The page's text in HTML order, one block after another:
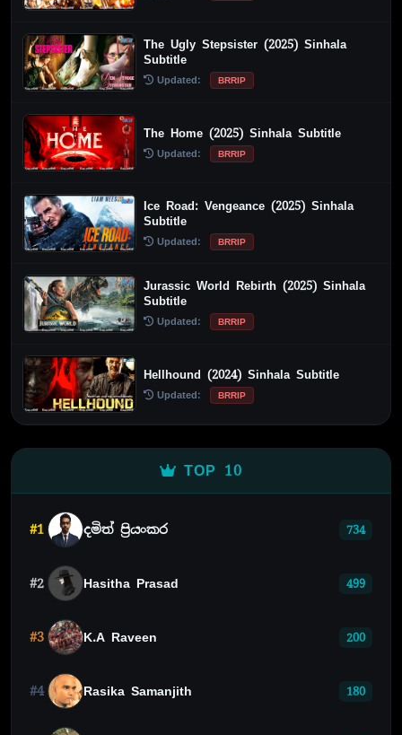
The Ugly Stepsister (2025) Sinhala
Subtitle
Updated: BRRIP
The Home (2025) Sinhala Subtitle
Updated: BRRIP
Ice Road: Vengeance (2025) Sinhala
Subtitle
Updated: BRRIP
Jurassic World Rebirth (2025) Sinhala
Subtitle
Updated: BRRIP
Hellhound (2024) Sinhala Subtitle
Updated: BRRIP
TOP 10
#1 දමිත් ප්‍රියංකර 734
#2 Hasitha Prasad 499
#3 K.A Raveen 200
#4 Rasika Samanjith 180